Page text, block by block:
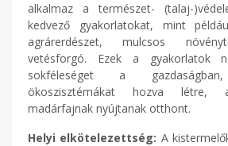
alkalmaz a természet- (talaj-
kedvező gyakorlatokat, mint
agrárerdészet, mulcsos
vetésforgó. Ezek a gyakorlatok
sokféleséget a gazdaságban,
ökoszisztémákat hozva létre,
madárfajnak nyújtanak otthont.
Helyi elkötelezettség: A